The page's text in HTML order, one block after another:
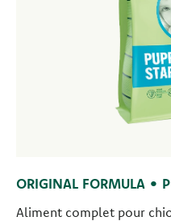
ORIGINAL FORMULA •
Aliment complet pour